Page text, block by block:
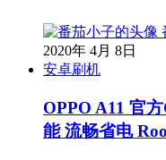
2020年 4月 8日
安卓刷机
OPPO A11 官
能 流畅省电